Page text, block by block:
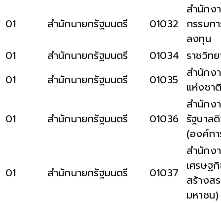
01 สำนักนายกรัฐมนตรี 01032
สำนักง
กรรมก
ลงทุน
01
สำนักนายกรัฐมนตรี 01034 ราชวิท
01
สำนักนายกรัฐมนตรี 01035
สำนักง
แห่งชา
01 สำนักนายกรัฐมนตรี 01036
สำนัก
รัฐบาล
(องค์ก
01 สำนักนายกรัฐมนตรี 01037
สำนักง
เศรษฐ
สร้างส
มหาชน)